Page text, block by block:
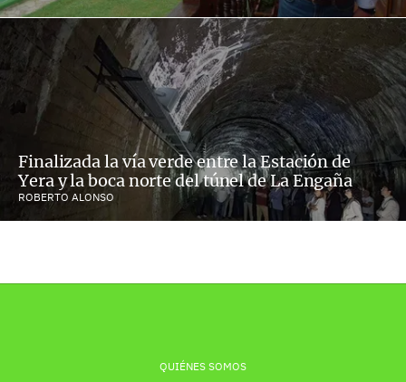
Finalizada la vía verde entre la Estación de
Yera y la boca norte del túnel de La Engaña
ROBERTO ALONSO
QUIÉNES SOMOS